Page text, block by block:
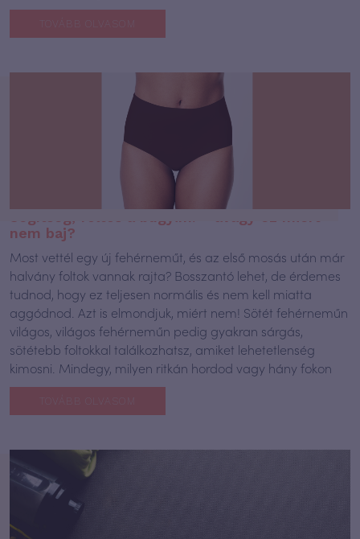
nem baj?
Most vettél egy új fehérneműt, és az első mosás után már
halvány foltok vannak rajta? Bosszantó lehet, de érdemes
tudnod, hogy ez teljesen normális és nem kell miatta
aggódnod. Azt is elmondjuk, miért nem! Sötét fehérneműn
világos, világos fehérneműn pedig gyakran sárgás,
sötétebb foltokkal találkozhatsz, amiket lehetetlenség
kimosni. Mindegy, milyen ritkán hordod vagy hány fokon